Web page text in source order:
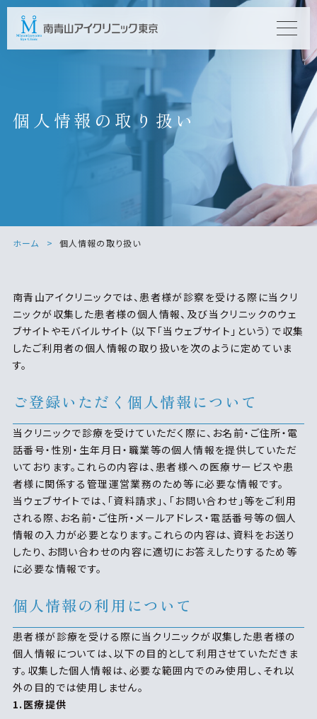
個人情報の取り扱い
ホーム 個人情報の取り扱い
南青山アイクリニックでは、患者様が診察を受ける際に当クリ
ニックが収集した患者様の個人情報、及び当クリニックのウェ
ブサイトやモバイルサイト（以下「当ウェブサイト」という）で収集
したご利用者の個人情報の取り扱いを次のように定めていま
す。
ご登録いただく個人情報について
当クリニックで診療を受けていただく際に、お名前・ご住所・電
話番号・性別・生年月日・職業等の個人情報を提供していただ
いております。これらの内容は、患者様への医療サービスや患
者様に関係する管理運営業務のため等に必要な情報です。
当ウェブサイトでは、「資料請求」、「お問い合わせ」等をご利用
される際、お名前・ご住所・メールアドレス・電話番号等の個人
情報の入力が必要となります。これらの内容は、資料をお送り
したり、お問い合わせの内容に適切にお答えしたりするため等
に必要な情報です。
個人情報の利用について
患者様が診療を受ける際に当クリニックが収集した患者様の
個人情報については、以下の目的として利用させていただきま
す。収集した個人情報は、必要な範囲内でのみ使用し、それ以
外の目的では使用しません。
1.医療提供